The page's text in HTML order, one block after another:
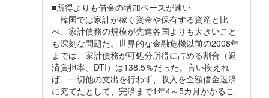
■所得よりも借金の増加ペースが速い
韓国では家計が稼ぐ資金や保有する資産と比
べ、家計債務の規模が先進各国よりも大きいこと
も深刻な問題だ。世界的な金融危機以前の2008年
までは、家計債務が可処分所得に占める割合（返
済負担率、DTI）は138.5％だった。言い換えれ
ば、一切他の支出を行わず、収入を全額借金返済
に充てたとして、完済まで1年4～5カ月かかるこ